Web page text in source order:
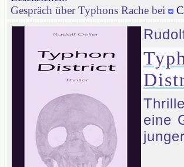
Gespräch über Typhons Rache bei
eine
junger